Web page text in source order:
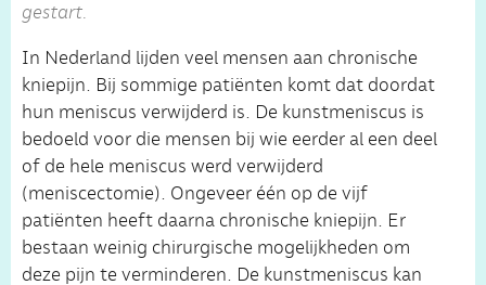
gestart.
In Nederland lijden veel mensen aan chronische
kniepijn. Bij sommige patiënten komt dat doordat
hun meniscus verwijderd is. De kunstmeniscus is
bedoeld voor die mensen bij wie eerder al een deel
of de hele meniscus werd verwijderd
(meniscectomie). Ongeveer één op de vijf
patiënten heeft daarna chronische kniepijn. Er
bestaan weinig chirurgische mogelijkheden om
deze pijn te verminderen. De kunstmeniscus kan